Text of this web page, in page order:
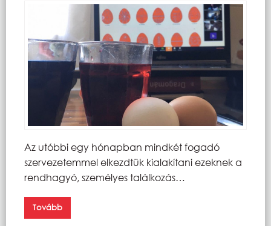
Az utóbbi egy hónapban mindkét fogadó
szervezetemmel elkezdtük kialakítani ezeknek a
rendhagyó, személyes találkozás…
Tovább